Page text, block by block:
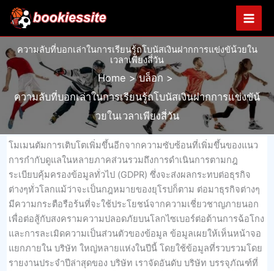
Skip
content
ความลับที่บอกเล่าในการเรียนรู้ถโบนัสเงินฝากการแข่งขัน้วยใน
เวลาเพียงสี่วัน
Home
บล็อก
ความลับที่บอกเล่าในการเรียนรู้ถโบนัสเงินฝากการแข่งขัน้
วยในเวลาเพียงสี่วัน
โมเมนตัมการเติบโตเพิ่มขึ้นอีกจากความซับซ้อนที่เพิ่มขึ้นของแนว
การกำกับดูแลในหลายภาคส่วนรวมถึงการดำเนินการตามกฎ
ระเบียบคุ้มครองข้อมูลทั่วไป (GDPR) ซึ่งจะส่งผลกระทบต่อธุรกิจ
ต่างๆทั่วโลกแม้ว่าจะเป็นกฎหมายของยุโรปก็ตาม ต่อมาธุรกิจต่างๆ
มีความกระตือรือร้นที่จะใช้ประโยชน์จากความเชี่ยวชาญภายนอก
เพื่อต่อสู้กับสงครามความปลอดภัยบนโลกไซเบอร์ต่อต้านการฉ้อโกง
และการละเมิดความเป็นส่วนตัวของข้อมูล ข้อมูลเผยให้เห็นหน้าจอ
แยกภายใน บริษัท ใหญ่หลายแห่งในปีนี้ โดยใช้ข้อมูลที่รวบรวมโดย
รายงานประจำปีล่าสุดของ บริษัท เราจัดอันดับ บริษัท บรรจุภัณฑ์ที่